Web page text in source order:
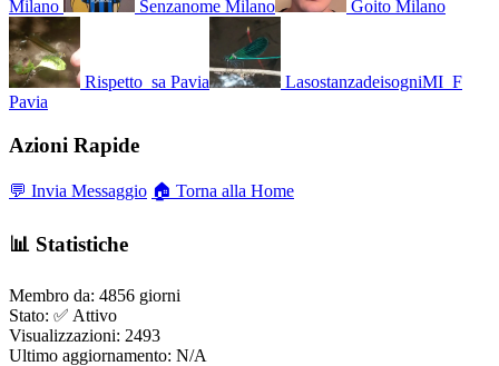
Milano Senzanome Milano Goito Milano
Rispetto_sa Pavia
LasostanzadeisogniMI_F
Pavia
Azioni Rapide
💬 Invia Messaggio 🏠 Torna alla Home
📊 Statistiche
Membro da: 4856 giorni
Stato: ✅ Attivo
Visualizzazioni: 2493
Ultimo aggiornamento: N/A